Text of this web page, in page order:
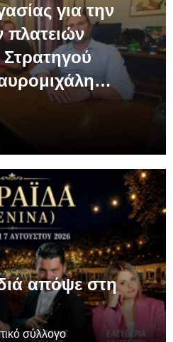
για την
απόψε στη
σύλλογο